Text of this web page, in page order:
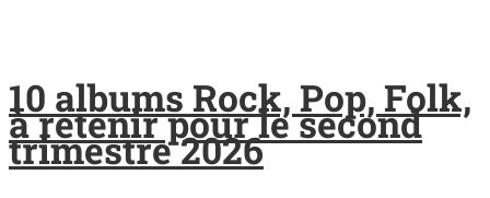
10 albums Rock, Pop, Folk,
à retenir pour le second
trimestre 2026